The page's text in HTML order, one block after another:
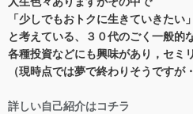
「少しでもおトクに生きていきたい」
と考えている、３０代のごく一般的
各種投資などにも興味があり，セミ
（現時点では夢で終わりそうですが
詳しい自己紹介はコチラ